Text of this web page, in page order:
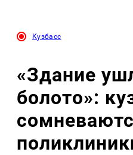
Кузбасс
«Здание
болото»: